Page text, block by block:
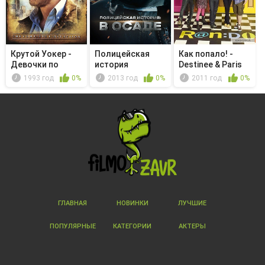
Крутой Уокер -
Девочки по
Интернету
1993 год 0%
Полицейская
история
2013 год 0%
Как попало! -
Destinee & Paris
2011 год 0%
ГЛАВНАЯ НОВИНКИ ЛУЧШИЕ
ПОПУЛЯРНЫЕ КАТЕГОРИИ АКТЕРЫ